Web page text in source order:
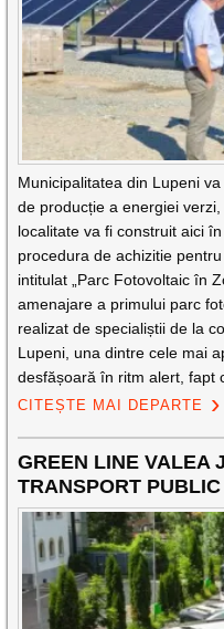
Municipalitatea din Lupeni
de producție a energiei
localitate va fi construit aici
procedura de achizitie
intitulat „Parc Fotovoltaic în
amenajare a primului parc
realizat de specialiștii de la
Lupeni, una dintre cele mai
desfășoară în ritm alert, fapt
CITEȘTE MAI DEPARTE
GREEN LINE VALEA
TRANSPORT